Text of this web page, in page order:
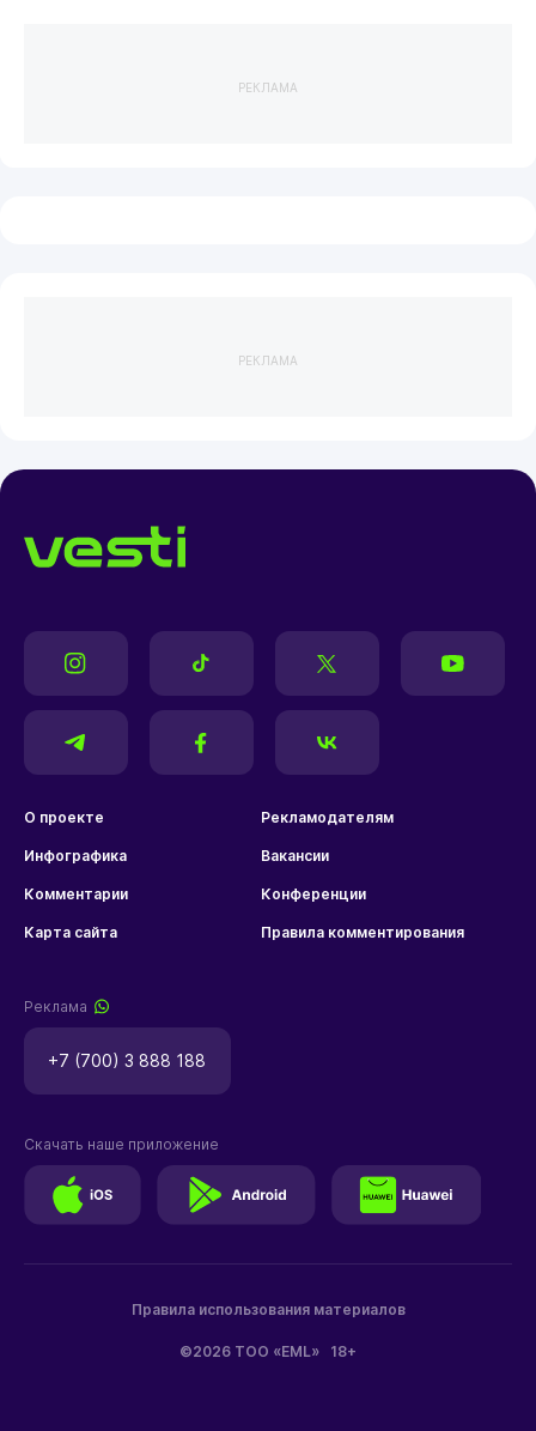
РЕКЛАМА
РЕКЛАМА
О проекте Рекламодателям
Инфографика Вакансии
Комментарии Конференции
Карта сайта Правила комментирования
Реклама
+7 (700) 3 888 188
©2026 ТОО «EML» 18+
Правила использования материалов
Скачать наше приложение